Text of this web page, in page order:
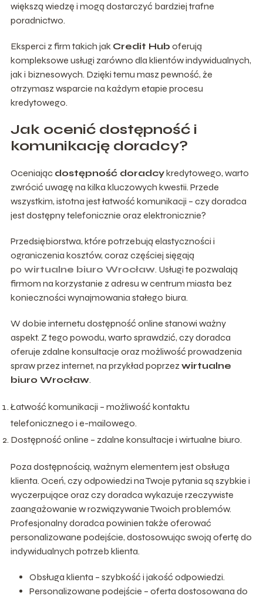
większą wiedzę i mogą dostarczyć bardziej trafne
poradnictwo.
Eksperci z firm takich jak Credit Hub oferują
kompleksowe usługi zarówno dla klientów indywidualnych,
jak i biznesowych. Dzięki temu masz pewność, że
otrzymasz wsparcie na każdym etapie procesu
kredytowego.
Jak ocenić dostępność i
komunikację doradcy?
Oceniając dostępność doradcykredytowego, warto
zwrócić uwagę na kilka kluczowych kwestii. Przede
wszystkim, istotna jestłatwość komunikacji – czy doradca
jest dostępny telefonicznie oraz elektronicznie?
Przedsiębiorstwa, które potrzebują elastyczności i
ograniczenia kosztów, coraz częściej sięgają
po wirtualne biuro Wrocław. Usługi te pozwalają
firmom na korzystanie z adresu w centrum miasta bez
konieczności wynajmowania stałego biura.
W dobie internetu dostępność online stanowi ważny
aspekt. Z tego powodu, warto sprawdzić, czy doradca
oferuje zdalne konsultacje oraz możliwość prowadzenia
spraw przez internet, na przykład poprzez wirtualne
biuro Wrocław.
Łatwość komunikacji – możliwość kontaktu
telefonicznego i e-mailowego.
Dostępność online – zdalne konsultacje i wirtualne biuro.
Poza dostępnością, ważnym elementem jestobsługa
klienta. Oceń, czy odpowiedzi na Twoje pytania są szybkie i
wyczerpujące oraz czy doradca wykazuje rzeczywiste
zaangażowanie w rozwiązywanie Twoich problemów.
Profesjonalny doradca powinien także oferować
personalizowane podejście, dostosowując swoją ofertę do
indywidualnych potrzeb klienta.
Obsługa klienta – szybkość i jakość odpowiedzi.
Personalizowane podejście – oferta dostosowana do